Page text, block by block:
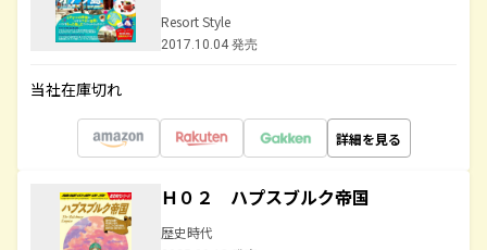
Resort Style
2017.10.04 発売
当社在庫切れ
詳細を見る
Ｈ０２ ハプスブルク帝国
歴史時代